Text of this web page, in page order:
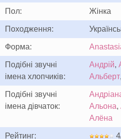
Пол: Жінка
Походження:
Форма:
Подібні звучні
імена хлопчиків:
Андрій,
Альберт,
Подібні звучні
імена дівчаток:
Альона,
Алёна
Рейтинг: